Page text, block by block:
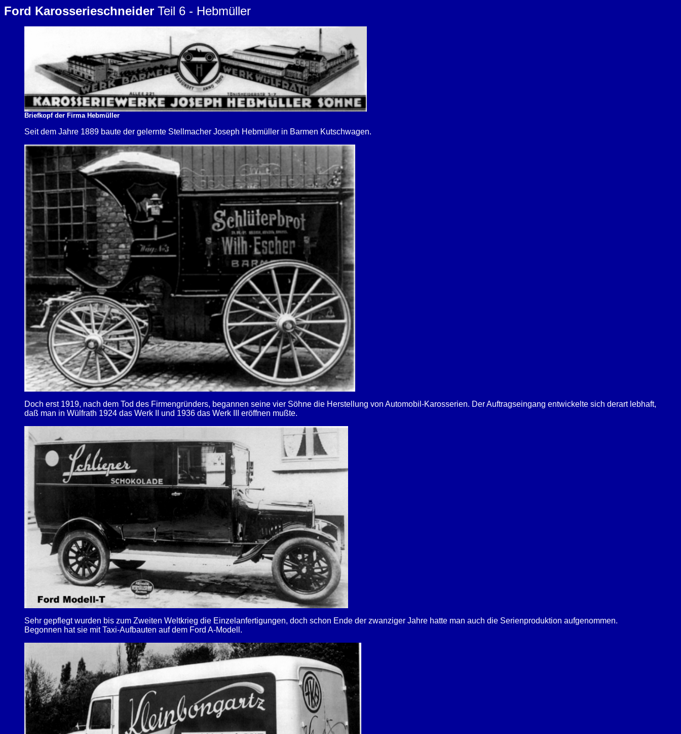
Ford Karosserieschneider Teil 6 - Hebmüller
Briefkopf der Firma Hebmüller
Seit dem Jahre 1889 baute der gelernte Stellmacher Joseph Hebmüller in Barmen Kutschwagen.
Doch erst 1919, nach dem Tod des Firmengründers, begannen seine vier Söhne die Herstellung von Automobil-Karosserien. Der Auftragseingang entwickelte sich derart lebhaft,
daß man in Wülfrath 1924 das Werk II und 1936 das Werk III eröffnen mußte.
Sehr gepflegt wurden bis zum Zweiten Weltkrieg die Einzelanfertigungen, doch schon Ende der zwanziger Jahre hatte man auch die Serienproduktion aufgenommen.
Begonnen hat sie mit Taxi-Aufbauten auf dem Ford A-Modell.